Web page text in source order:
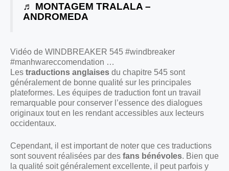
♬ MONTAGEM TRALALA –
ANDROMEDA
Vidéo de WINDBREAKER 545 #windbreaker
#manhwareccomendation …
Les traductions anglaises du chapitre 545 sont
généralement de bonne qualité sur les principales
plateformes. Les équipes de traduction font un travail
remarquable pour conserver l’essence des dialogues
originaux tout en les rendant accessibles aux lecteurs
occidentaux.
Cependant, il est important de noter que ces traductions
sont souvent réalisées par des fans bénévoles. Bien que
la qualité soit généralement excellente, il peut parfois y